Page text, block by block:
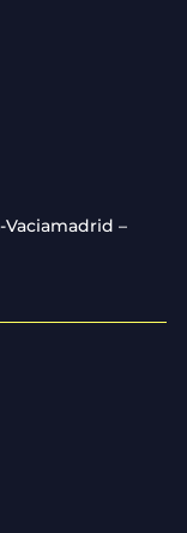
Vaciamadrid –